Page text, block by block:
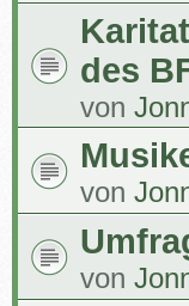
des
von
von
von